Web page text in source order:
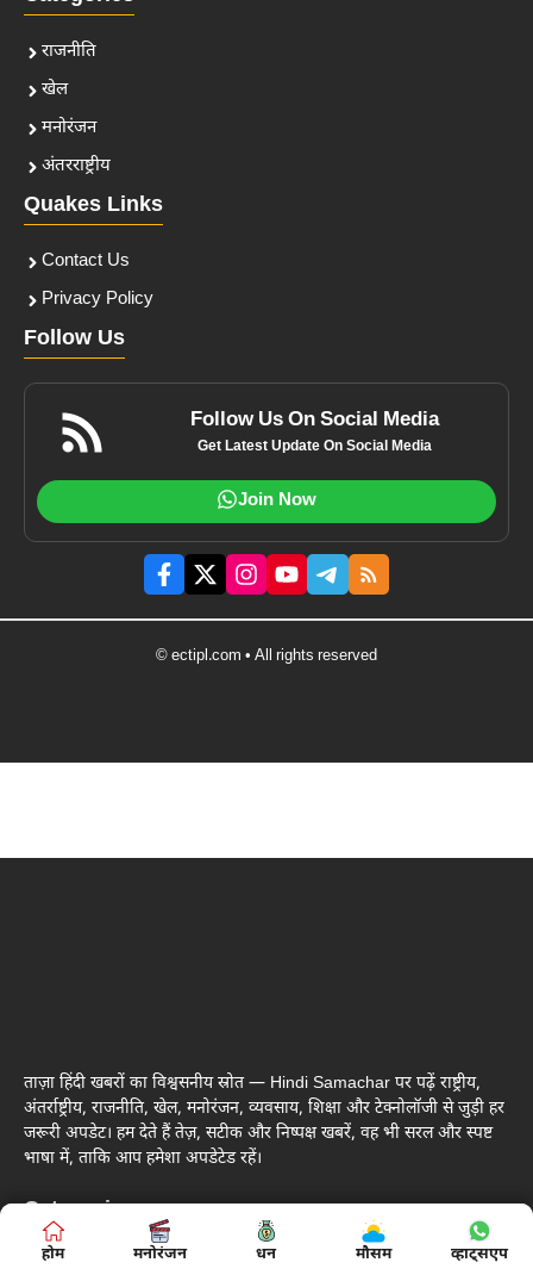
राजनीति
खेल
मनोरंजन
अंतरराष्ट्रीय
Quakes Links
Contact Us
Privacy Policy
Follow Us
Follow Us On Social Media
Get Latest Update On Social Media
Join Now
© ectipl.com • All rights reserved
ताज़ा हिंदी खबरों का विश्वसनीय स्रोत — Hindi Samachar पर पढ़ें राष्ट्रीय,
अंतर्राष्ट्रीय, राजनीति, खेल, मनोरंजन, व्यवसाय, शिक्षा और टेक्नोलॉजी से जुड़ी हर
जरूरी अपडेट। हम देते हैं तेज़, सटीक और निष्पक्ष खबरें, वह भी सरल और स्पष्ट
भाषा में, ताकि आप हमेशा अपडेटेड रहें।
Categories
राजनीति
होम मनोरंजन बिज़नस शिक्षा व्हाट्सएप
होम मनोरंजन धन मौसम व्हाट्सएप